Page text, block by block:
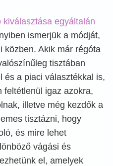
kiválasztása egyáltalán
ismerjük a módját,
közben. Akik már régóta
tisztában
és a piaci választékkal is,
feltétlenül igaz azokra,
illetve még kezdők a
tisztázni, hogy
és mire lehet
vágási és
el, amelyek